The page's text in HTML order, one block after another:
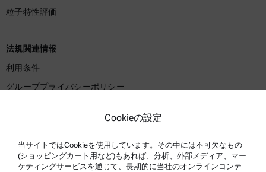
粒子特性評価
法規関連情報
利用条件
グループプライバシーポリシー
利用規約
商標
Cookieの設定
当サイトではCookieを使用しています。その中には不可欠なもの
(ショッピングカート用など)もあれば、分析、外部メディア、マー
ケティングサービスを通じて、長期的に当社のオンラインコンテ